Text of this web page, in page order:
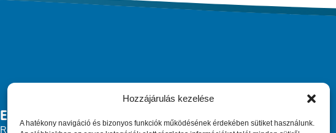
Hozzájárulás kezelése
A hatékony navigáció és bizonyos funkciók működésének érdekében sütiket használunk.
EEN Hungary
Rólunk
Maradjunk kapcsolatban